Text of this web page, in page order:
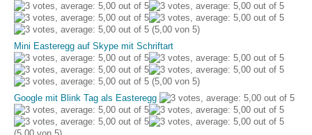
(5,00 von 5)
Mini Easteregg auf Skype mit Schriftart
(5,00 von 5)
Google mit Blink Tag als Easteregg